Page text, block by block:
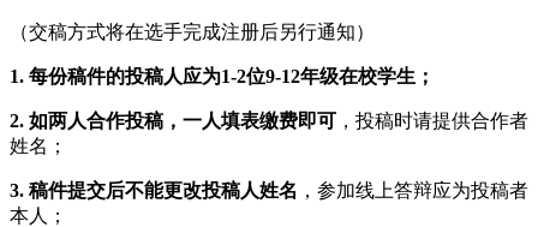
（交稿方式将在选手完成注册后另行通知）
1. 每份稿件的投稿人应为1-2位9-12年级在校学生；
2. 如两人合作投稿，一人填表缴费即可 ，投稿时请提供合作者
姓名；
3. 稿件提交后不能更改投稿人姓名 ，参加线上答辩应为投稿者
本人；